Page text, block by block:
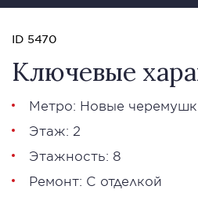
ID 5470
Ключевые
Метро: Новые
Этаж: 2
Этажность: 8
Ремонт: С отделкой